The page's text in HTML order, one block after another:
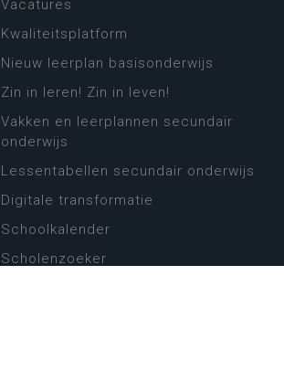
Vacatures
Kwaliteitsplatform
Nieuw leerplan basisonderwijs
Zin in leren! Zin in leven!
Vakken en leerplannen secundair
onderwijs
Lessentabellen secundair onderwijs
Digitale transformatie
Schoolkalender
Scholenzoeker